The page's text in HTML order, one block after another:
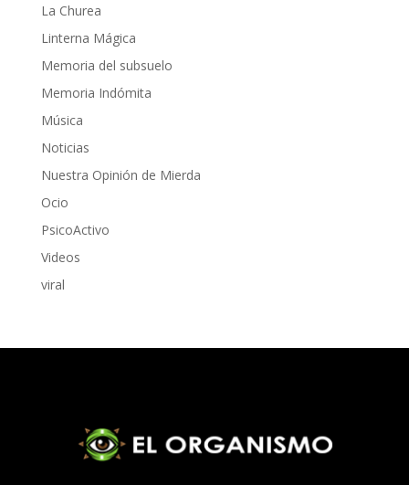
La Churea
Linterna Mágica
Memoria del subsuelo
Memoria Indómita
Música
Noticias
Nuestra Opinión de Mierda
Ocio
PsicoActivo
Videos
viral